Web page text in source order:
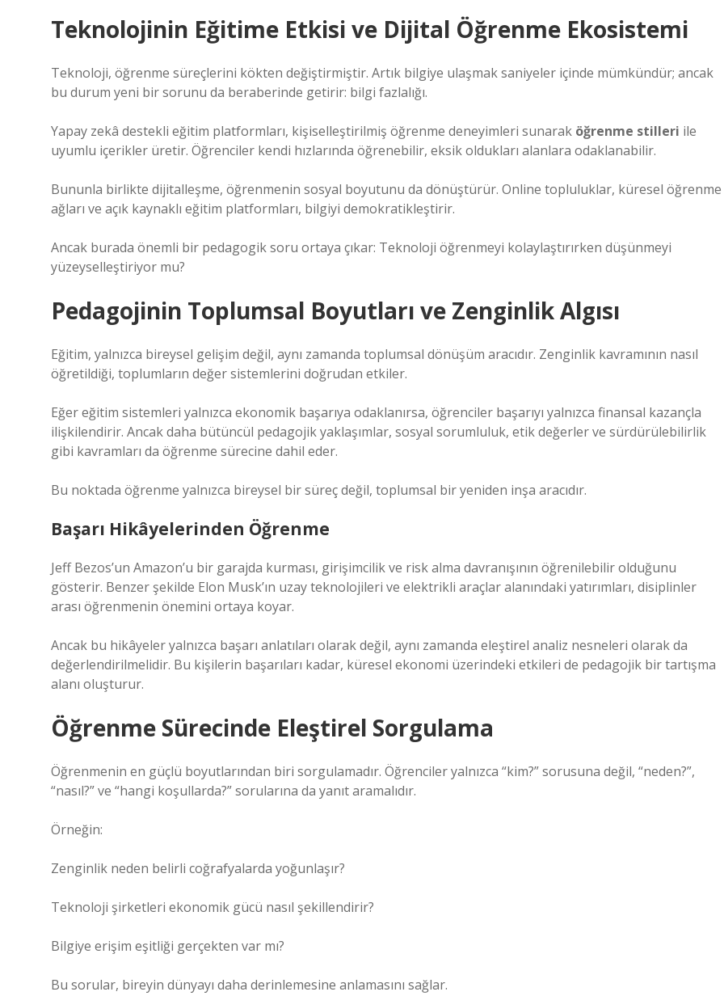
Teknolojinin Eğitime Etkisi ve Dijital Öğrenme Ekosistemi
Teknoloji, öğrenme süreçlerini kökten değiştirmiştir. Artık bilgiye ulaşmak saniyeler içinde mümkündür; ancak
bu durum yeni bir sorunu da beraberinde getirir: bilgi fazlalığı.
Yapay zekâ destekli eğitim platformları, kişiselleştirilmiş öğrenme deneyimleri sunarak öğrenme stilleri ile
uyumlu içerikler üretir. Öğrenciler kendi hızlarında öğrenebilir, eksik oldukları alanlara odaklanabilir.
Bununla birlikte dijitalleşme, öğrenmenin sosyal boyutunu da dönüştürür. Online topluluklar, küresel öğrenme
ağları ve açık kaynaklı eğitim platformları, bilgiyi demokratikleştirir.
Ancak burada önemli bir pedagogik soru ortaya çıkar: Teknoloji öğrenmeyi kolaylaştırırken düşünmeyi
yüzeyselleştiriyor mu?
Pedagojinin Toplumsal Boyutları ve Zenginlik Algısı
Eğitim, yalnızca bireysel gelişim değil, aynı zamanda toplumsal dönüşüm aracıdır. Zenginlik kavramının nasıl
öğretildiği, toplumların değer sistemlerini doğrudan etkiler.
Eğer eğitim sistemleri yalnızca ekonomik başarıya odaklanırsa, öğrenciler başarıyı yalnızca finansal kazançla
ilişkilendirir. Ancak daha bütüncül pedagojik yaklaşımlar, sosyal sorumluluk, etik değerler ve sürdürülebilirlik
gibi kavramları da öğrenme sürecine dahil eder.
Bu noktada öğrenme yalnızca bireysel bir süreç değil, toplumsal bir yeniden inşa aracıdır.
Başarı Hikâyelerinden Öğrenme
Jeff Bezos’un Amazon’u bir garajda kurması, girişimcilik ve risk alma davranışının öğrenilebilir olduğunu
gösterir. Benzer şekilde Elon Musk’ın uzay teknolojileri ve elektrikli araçlar alanındaki yatırımları, disiplinler
arası öğrenmenin önemini ortaya koyar.
Ancak bu hikâyeler yalnızca başarı anlatıları olarak değil, aynı zamanda eleştirel analiz nesneleri olarak da
değerlendirilmelidir. Bu kişilerin başarıları kadar, küresel ekonomi üzerindeki etkileri de pedagojik bir tartışma
alanı oluşturur.
Öğrenme Sürecinde Eleştirel Sorgulama
Öğrenmenin en güçlü boyutlarından biri sorgulamadır. Öğrenciler yalnızca “kim?” sorusuna değil, “neden?”,
“nasıl?” ve “hangi koşullarda?” sorularına da yanıt aramalıdır.
Örneğin:
Zenginlik neden belirli coğrafyalarda yoğunlaşır?
Teknoloji şirketleri ekonomik gücü nasıl şekillendirir?
Bilgiye erişim eşitliği gerçekten var mı?
Bu sorular, bireyin dünyayı daha derinlemesine anlamasını sağlar.